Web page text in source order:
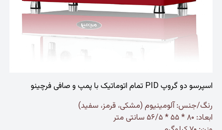
اسپرسو دو گروپ PID تمام اتوماتیک با پمپ و صافی فرچینو
رنگ/جنس: آلومینیوم (مشکی، قرمز، سفید)
ابعاد: ۸۰ * ۵۵ * ۵۶/۵ سانتی متر